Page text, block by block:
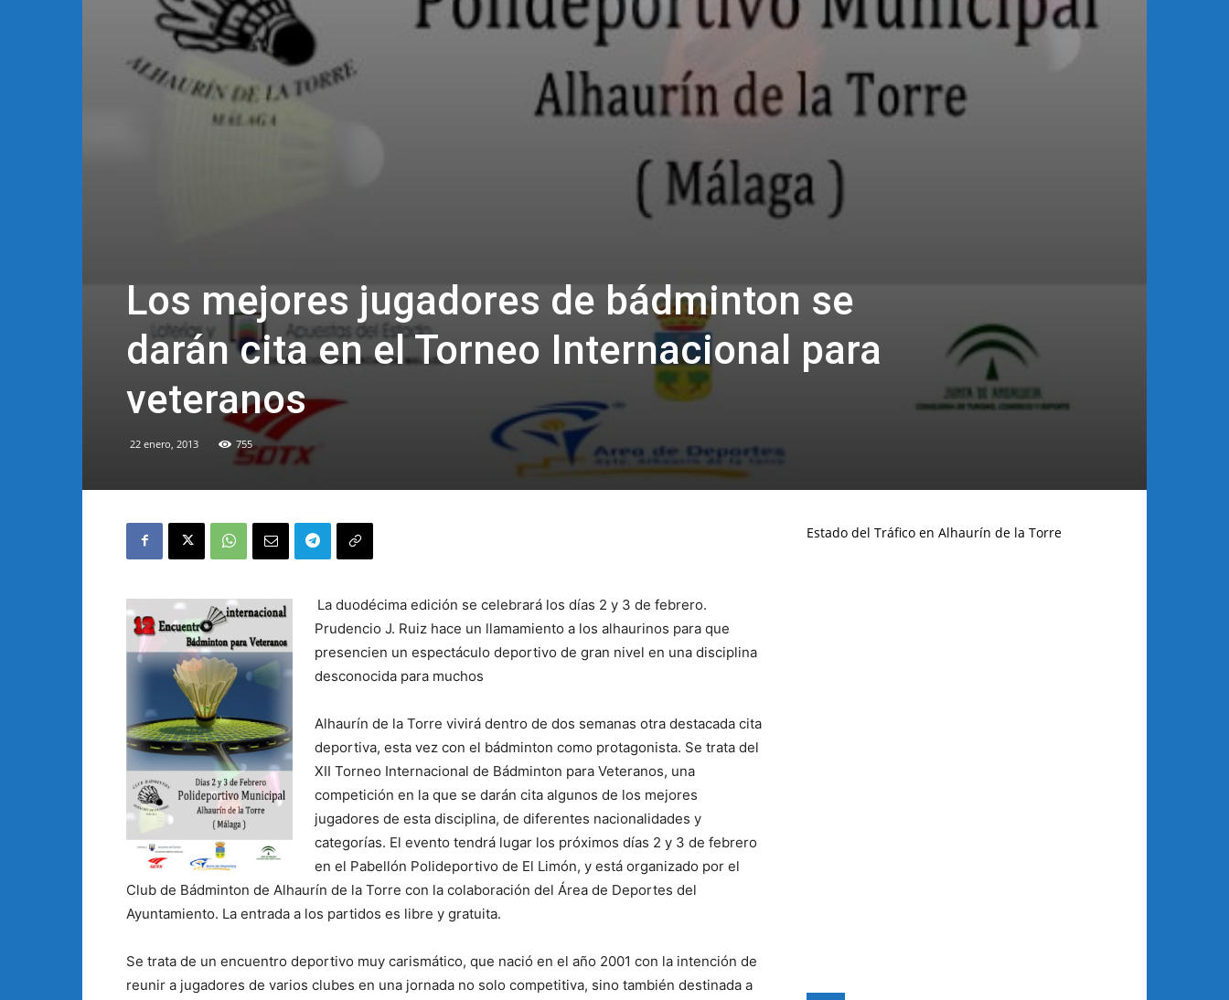
Los mejores jugadores de bádminton se
darán cita en el Torneo Internacional para
veteranos
22 enero, 2013 755
La duodécima edición se celebrará los días 2 y 3 de febrero.
Prudencio J. Ruiz hace un llamamiento a los alhaurinos para que
presencien un espectáculo deportivo de gran nivel en una disciplina
desconocida para muchos
Alhaurín de la Torre vivirá dentro de dos semanas otra destacada cita
deportiva, esta vez con el bádminton como protagonista. Se trata del
XII Torneo Internacional de Bádminton para Veteranos, una
competición en la que se darán cita algunos de los mejores
jugadores de esta disciplina, de diferentes nacionalidades y
categorías. El evento tendrá lugar los próximos días 2 y 3 de febrero
en el Pabellón Polideportivo de El Limón, y está organizado por el
Club de Bádminton de Alhaurín de la Torre con la colaboración del Área de Deportes del
Ayuntamiento. La entrada a los partidos es libre y gratuita.
Se trata de un encuentro deportivo muy carismático, que nació en el año 2001 con la intención de
reunir a jugadores de varios clubes en una jornada no solo competitiva, sino también destinada a
Estado del Tráfico en Alhaurín de la Torre